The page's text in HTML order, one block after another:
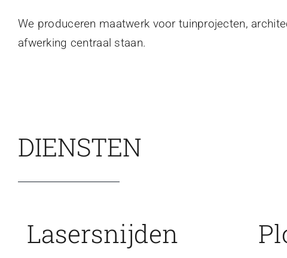
We produceren maatwerk voor tuinprojecten,
afwerking centraal staan.
DIENSTEN
Lasersnijden